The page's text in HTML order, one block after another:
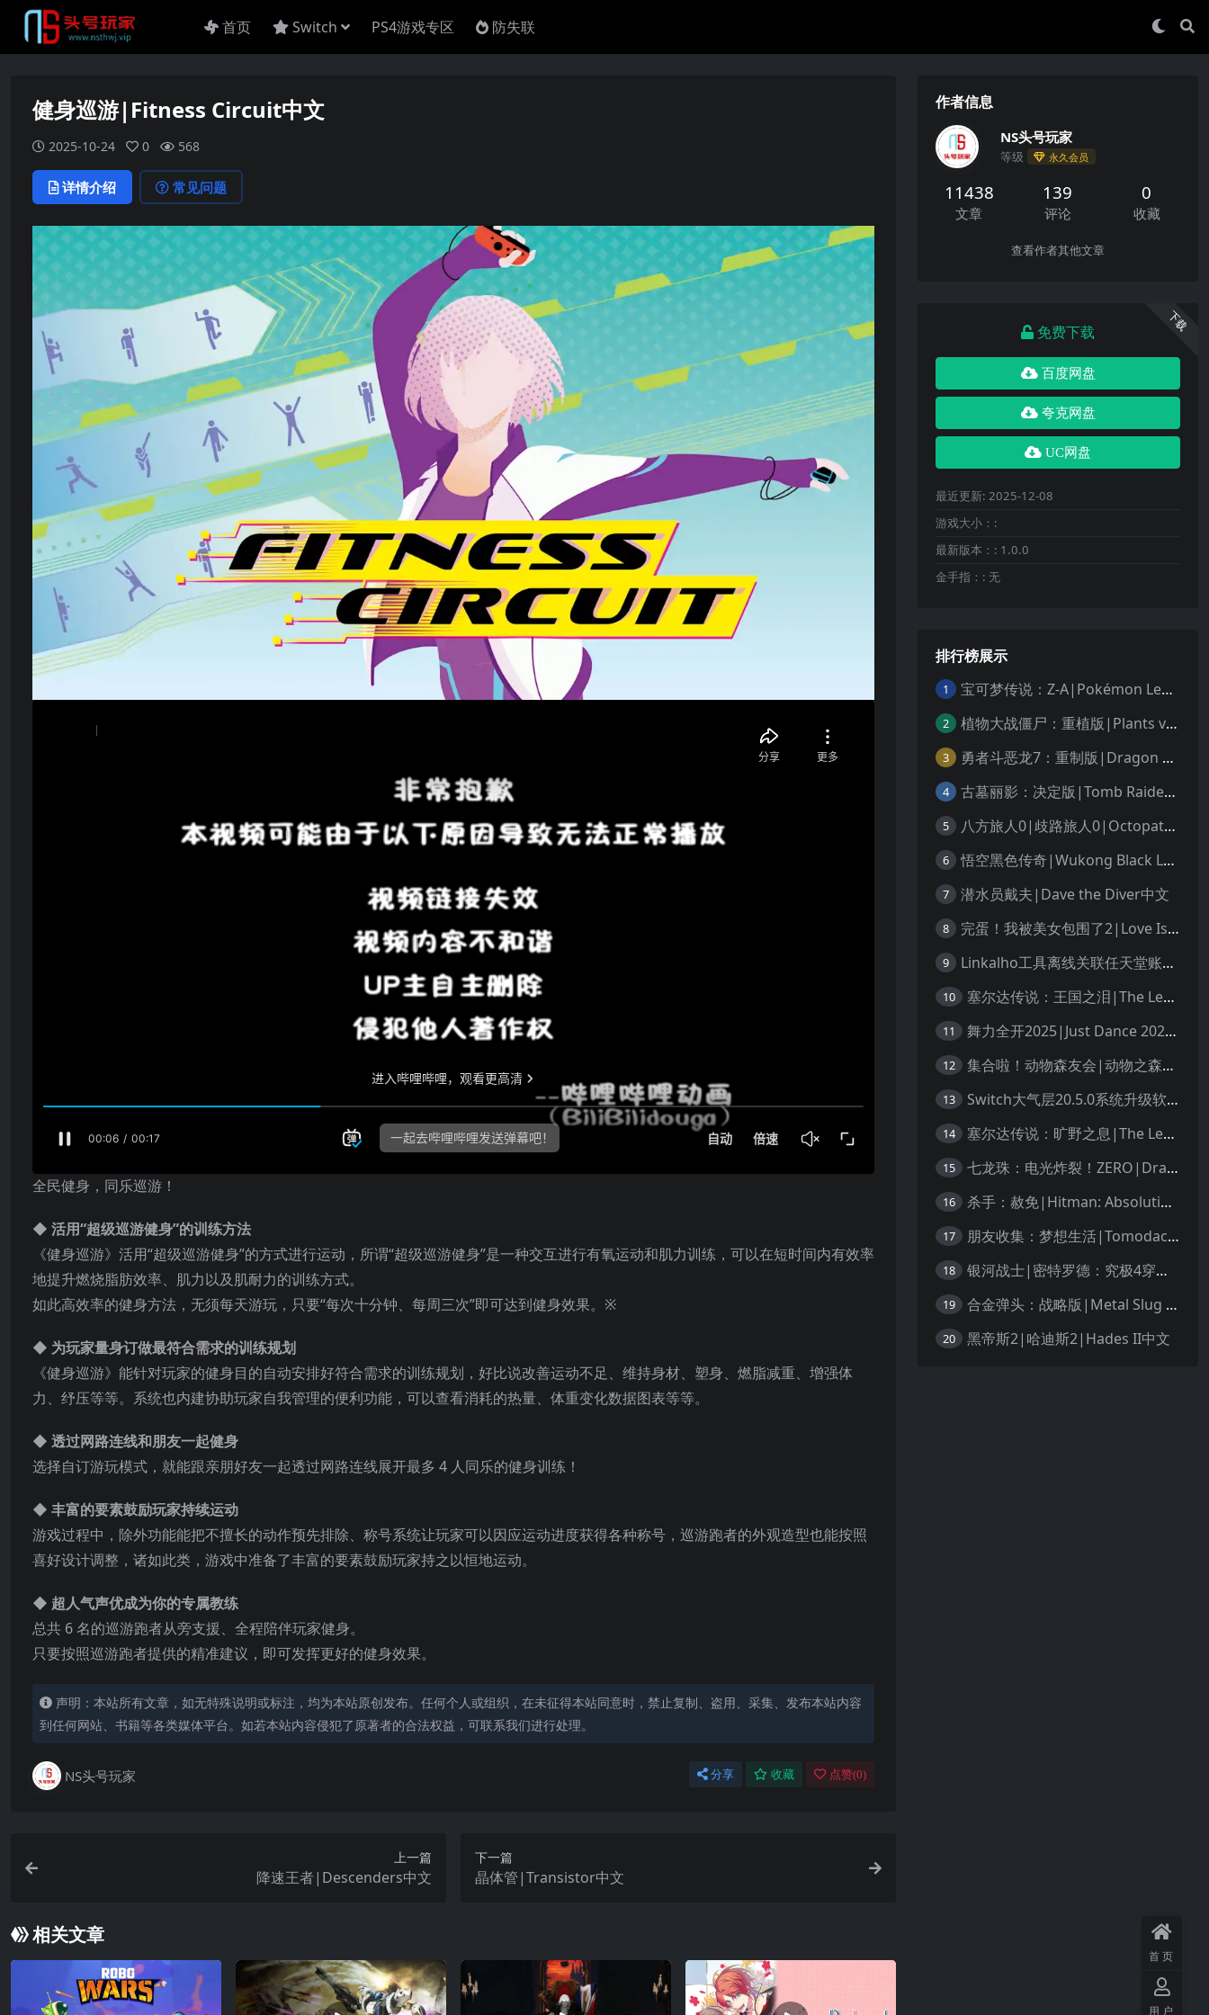
首页 Switch PS4游戏专区 防失联
健身巡游|Fitness Circuit中文
2025-10-24 0 568
详情介绍 常见问题
全民健身，同乐巡游！
◆ 活用“超级巡游健身”的训练方法
《健身巡游》活用“超级巡游健身”的方式进行运动，所谓“超级巡游健身”是一种交互进行有氧运动和肌力训练，可以在短时间内有效率
地提升燃烧脂肪效率、肌力以及肌耐力的训练方式。
如此高效率的健身方法，无须每天游玩，只要“每次十分钟、每周三次”即可达到健身效果。※
◆ 为玩家量身订做最符合需求的训练规划
《健身巡游》能针对玩家的健身目的自动安排好符合需求的训练规划，好比说改善运动不足、维持身材、塑身、燃脂减重、增强体
力、纾压等等。系统也内建协助玩家自我管理的便利功能，可以查看消耗的热量、体重变化数据图表等等。
◆ 透过网路连线和朋友一起健身
选择自订游玩模式，就能跟亲朋好友一起透过网路连线展开最多 4 人同乐的健身训练！
◆ 丰富的要素鼓励玩家持续运动
游戏过程中，除外功能能把不擅长的动作预先排除、称号系统让玩家可以因应运动进度获得各种称号，巡游跑者的外观造型也能按照
喜好设计调整，诸如此类，游戏中准备了丰富的要素鼓励玩家持之以恒地运动。
◆ 超人气声优成为你的专属教练
总共 6 名的巡游跑者从旁支援、全程陪伴玩家健身。
只要按照巡游跑者提供的精准建议，即可发挥更好的健身效果。
声明：本站所有文章，如无特殊说明或标注，均为本站原创发布。任何个人或组织，在未征得本站同意时，禁止复制、盗用、采集、发布本站内容
到任何网站、书籍等各类媒体平台。如若本站内容侵犯了原著者的合法权益，可联系我们进行处理。
NS头号玩家 分享 收藏 点赞(0)
上一篇
降速王者|Descenders中文
下一篇
晶体管|Transistor中文
相关文章
作者信息
NS头号玩家
等级 永久会员
11438
文章
139
评论
0
收藏
查看作者其他文章
下载
免费下载
百度网盘
夸克网盘
UC网盘
最近更新: 2025-12-08
游戏大小：:
最新版本：: 1.0.0
金手指：: 无
排行榜展示
1 宝可梦传说：Z-A|Pokémon Legends: Z-A中文
2 植物大战僵尸：重植版|Plants vs. Zombies: Replanted中文
3 勇者斗恶龙7：重制版|Dragon Quest VII Reimagined中文
4 古墓丽影：决定版|Tomb Raider: Definitive Edition中文
5 八方旅人0|歧路旅人0|Octopath Traveler 0中文
6 悟空黑色传奇|Wukong Black Legend
7 潜水员戴夫|Dave the Diver中文
8 完蛋！我被美女包围了2|Love Is All Around 2中文
9 Linkalho工具离线关联任天堂账户教程
10 塞尔达传说：王国之泪|The Legend of Zelda: Tears of the Kingdom中文
11 舞力全开2025|Just Dance 2025中文
12 集合啦！动物森友会|动物之森|Animal Crossing: New Horizons中文
13 Switch大气层20.5.0系统升级软硬破通用教程
14 塞尔达传说：旷野之息|The Legend of Zelda: Breath of the Wild中文
15 七龙珠：电光炸裂！ZERO|Dragon Ball: Sparking! Zero中文
16 杀手：赦免|Hitman: Absolution汉化
17 朋友收集：梦想生活|Tomodachi Life: Living the Dream中文
18 银河战士|密特罗德：究极4穿越未知|Metroid Prime 4: Beyond中文
19 合金弹头：战略版|Metal Slug Tactics中文
20 黑帝斯2|哈迪斯2|Hades II中文
首页
用户